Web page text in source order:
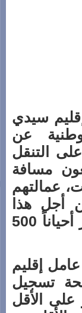
سيدي
عن
التنقل
مسافة
عمالتهم
أجل هذا
الواجب الوطني، إضافةً إلى مصاريف كثيرة تتجاوز أحياناً 500
إقليم
تسجيل
الأقل